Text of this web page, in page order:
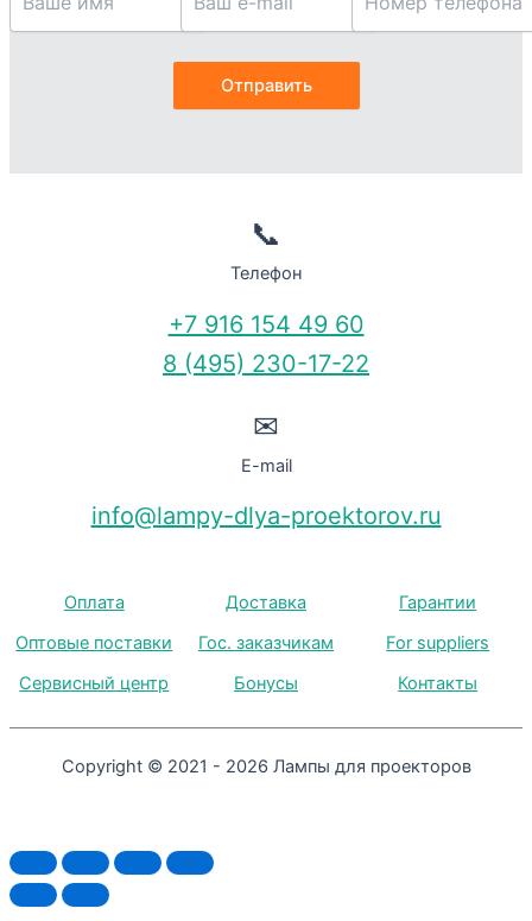
📞
Телефон
+7 916 154 49 60
8 (495) 230-17-22
✉
E-mail
info@lampy-dlya-proektorov.ru
Оплата Доставка
Гарантии
Оптовые поставки
Гос. заказчикам
For suppliers
Сервисный центр
Бонусы Контакты
Copyright © 2021 - 2026 Лампы для проекторов